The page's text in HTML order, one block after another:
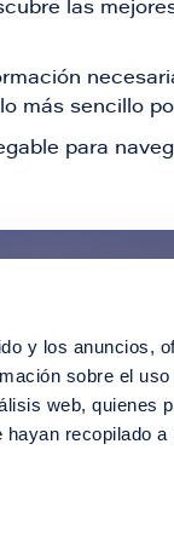
y los anuncios,
sobre el uso
web, quienes
recopilado a
las
más sencillo
para